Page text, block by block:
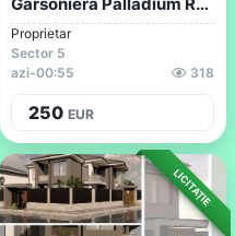
Proprietar
Sector 5
azi-00:55 318
250 EUR
LICITAȚIE